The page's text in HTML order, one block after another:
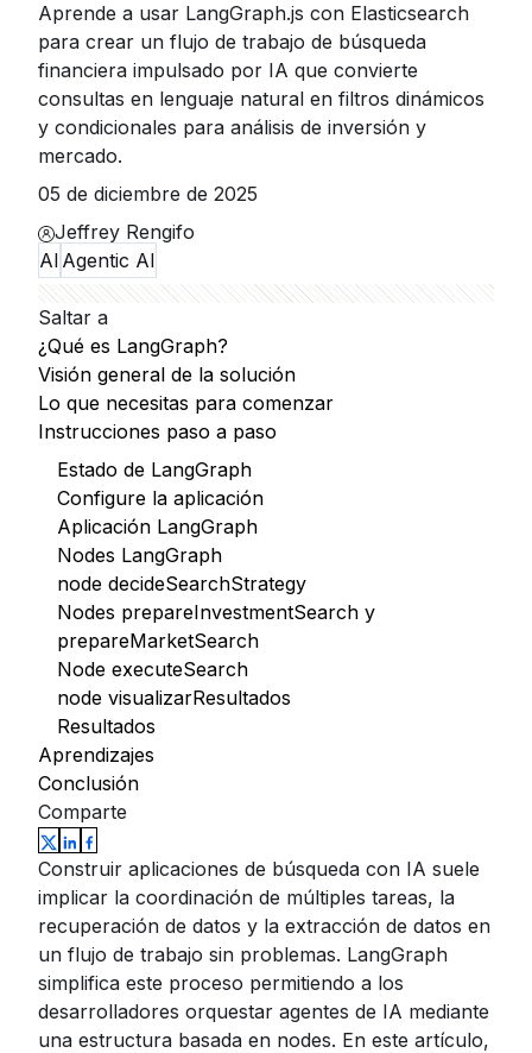
Aprende a usar LangGraph.js con Elasticsearch
para crear un flujo de trabajo de búsqueda
financiera impulsado por IA que convierte
consultas en lenguaje natural en filtros dinámicos
y condicionales para análisis de inversión y
mercado.
05 de diciembre de 2025
Jeffrey Rengifo
AI Agentic AI
Saltar a
¿Qué es LangGraph?
Visión general de la solución
Lo que necesitas para comenzar
Instrucciones paso a paso
Estado de LangGraph
Configure la aplicación
Aplicación LangGraph
Nodes LangGraph
node decideSearchStrategy
Nodes prepareInvestmentSearch y
prepareMarketSearch
Node executeSearch
node visualizarResultados
Resultados
Aprendizajes
Conclusión
Comparte
Construir aplicaciones de búsqueda con IA suele
implicar la coordinación de múltiples tareas, la
recuperación de datos y la extracción de datos en
un flujo de trabajo sin problemas. LangGraph
simplifica este proceso permitiendo a los
desarrolladores orquestar agentes de IA mediante
una estructura basada en nodes. En este artículo,